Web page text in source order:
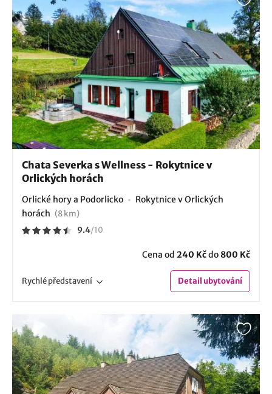
Chata Severka s Wellness - Rokytnice v
Orlických horách
Orlické hory a Podorlicko
Rokytnice v Orlických
horách (8 km)
9.4/10
Cena od 240 Kčdo 800 Kč
Rychlépředstavení Detailubytování